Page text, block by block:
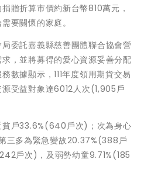
贈折算市價約新台幣810萬元，
要關懷的家庭。
委託嘉義縣慈善團體聯合協會營
，並將募得的愛心資源妥善分配
數據顯示，111年度領用期貨交易
受益對象達6012人次(1,905戶
貧戶33.6%(640戶次)；次為身心
三多為緊急變故20.37%(388戶
戶次)，及弱勢幼童9.71%(185